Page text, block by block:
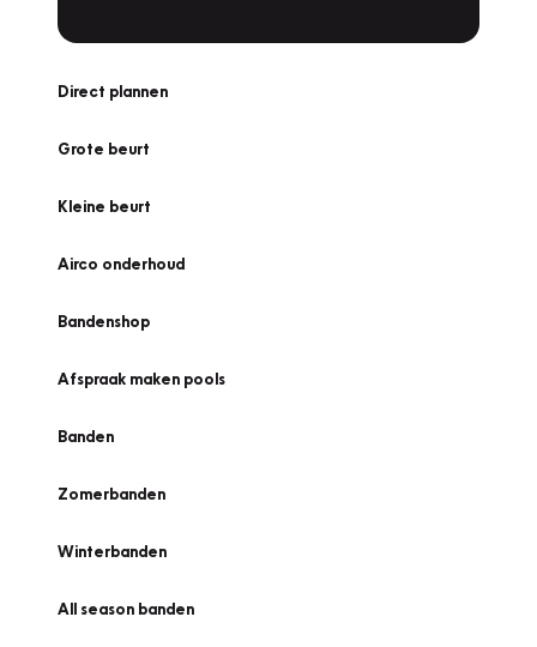
Direct plannen
Grote beurt
Kleine beurt
Airco onderhoud
Bandenshop
Afspraak maken pools
Banden
Zomerbanden
Winterbanden
All season banden